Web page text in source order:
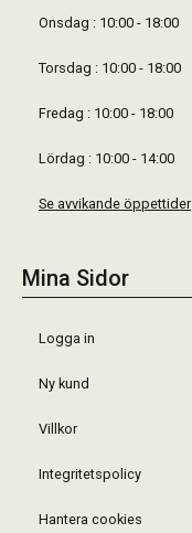
Onsdag : 10:00 - 18:00
Torsdag : 10:00 - 18:00
Fredag : 10:00 - 18:00
Lördag : 10:00 - 14:00
Se avvikande öppettider
Mina Sidor
Logga in
Ny kund
Villkor
Integritetspolicy
Hantera cookies